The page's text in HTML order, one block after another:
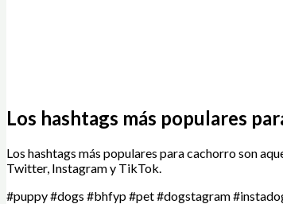
Los hashtags más populares
Los hashtags más populares para cachorro son
Twitter, Instagram y TikTok.
#puppy #dogs #bhfyp #pet #dogstagram